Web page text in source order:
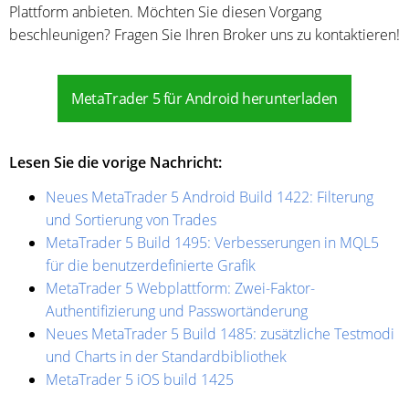
Plattform anbieten. Möchten Sie diesen Vorgang
beschleunigen? Fragen Sie Ihren Broker uns zu kontaktieren!
MetaTrader 5 für Android herunterladen
Lesen Sie die vorige Nachricht:
Neues MetaTrader 5 Android Build 1422: Filterung
und Sortierung von Trades
MetaTrader 5 Build 1495: Verbesserungen in MQL5
für die benutzerdefinierte Grafik
MetaTrader 5 Webplattform: Zwei-Faktor-
Authentifizierung und Passwortänderung
Neues MetaTrader 5 Build 1485: zusätzliche Testmodi
und Charts in der Standardbibliothek
MetaTrader 5 iOS build 1425